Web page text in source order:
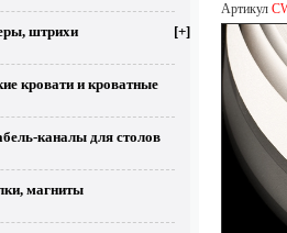
штрихи [+]
кровати и кроватные
каналы для столов
магниты
Артикул